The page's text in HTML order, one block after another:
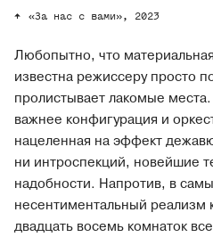
«За нас с вами», 2023
Любопытно, что
известна режиссеру просто
пролистывает лакомые
важнее конфигурация и
нацеленная на эффект
ни интроспекций, новейшие
надобности. Напротив, в
несентиментальный реализм
двадцать восемь комнаток